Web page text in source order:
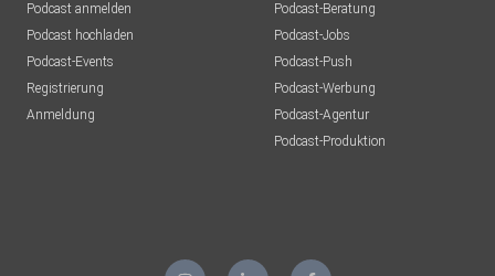
das wir unbedingt in der Sendung und im Podcast sprechen
sollen?
Schickt uns eine Sprachnachricht oder schreibt uns per
0160-91360852 oder an
factsundfeelings@deutschlandradio.de.
Nachricht schickt, akzeptiert ihr unsere Regeln zum
Podcast anmelden
Podcast hochladen
Podcast-Events
Registrierung
Anmeldung
Podcast-Beratung
Podcast-Jobs
Podcast-Push
Podcast-Werbung
Podcast-Agentur
Podcast-Produktion